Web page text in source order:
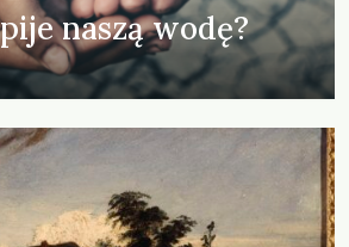
naszą wodę?